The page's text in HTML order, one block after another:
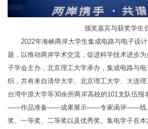
颁奖嘉宾与获奖学生
2022年海峡两岸大学生集成电路与电子设
题，以推动两岸学术交流，促进科学技术进步
子学会主办，北京理工大学承办，集成电路与
织，共有来自清华大学、北京理工大学、大连理
台湾中原大学等30余所两岸高校的101支队伍报
——作品准备——成果展示——专家函评——线上
奖、一等奖、二等奖以及优秀奖。集电学子在